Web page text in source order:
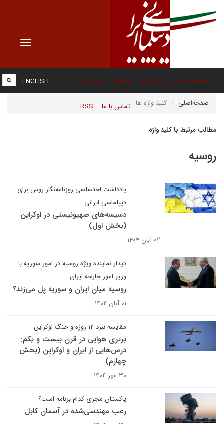
Toggle
صفحه نخست درباره ما عضویت پیوند ها
تماس با ما RSS
ENGLISH
صفحه‌اصلی کلید واژه ها
مطالب مرتبط با کلید واژه
روسیه
یادداشت اختصاصی روزنامه‌نگار روس برای
دیپلماسی ایرانی
دسیسه‌های صهیونیستی در اوکراین
(بخش اول)
۰۲ آبان ۱۴۰۴
دیدار نماینده ویژه روسیه در امور سوریه با
وزیر امور خارجه ایران
روسیه میان ایران و سوریه پل می‌زند؟
۰۱ آبان ۱۴۰۴
مقایسه نبرد ۱۲ روزه و جنگ اوکراین
برتری هوایی در قرن بیست و یکم:
درس‌هایی از ایران و اوکراین (بخش
چهارم)
۳۰ مهر ۱۴۰۴
پاکستان مجری کدام برنامه است؟
رعب مهندسی‌شده در آسمان کابل